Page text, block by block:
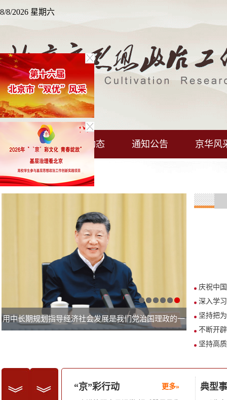
8/8/2026 星期六
首 页 思政动态 通知公告 京华风
用中长期规划指导经济社会发展是我们党治国理政的一 2026 年
京——高
庆祝中
深入学
不断开
基层立项课题 基层优秀研
“京”彩行动 更多» 典型